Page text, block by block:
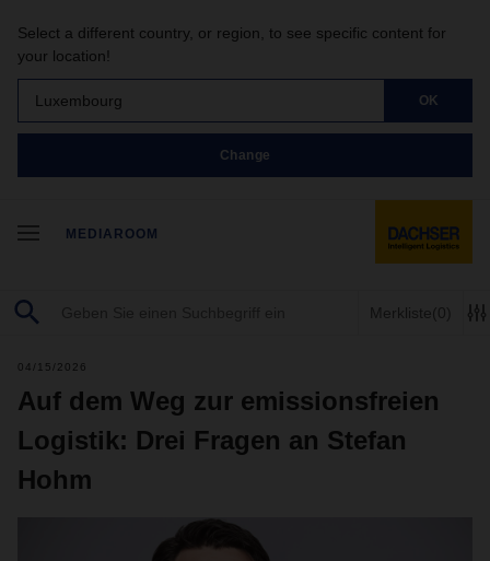
Select a different country, or region, to see specific content for
your location!
Luxembourg OK
Change
MEDIAROOM
Merkliste(0)
04/15/2026
Auf dem Weg zur emissionsfreien
Logistik: Drei Fragen an Stefan
Hohm